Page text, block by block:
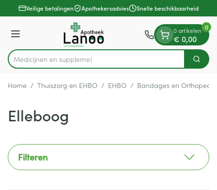
Ga naar de inhoud
1 van 1Veilige betalingen Apothekersadvies Snelle beschikbaarheid
Menu
Product, merk, categorie...
M Zoek
0 artikelen
€ 0,00
0
Home / Thuiszorg en EHBO / EHBO / Bandages en
Elleboog
Filteren